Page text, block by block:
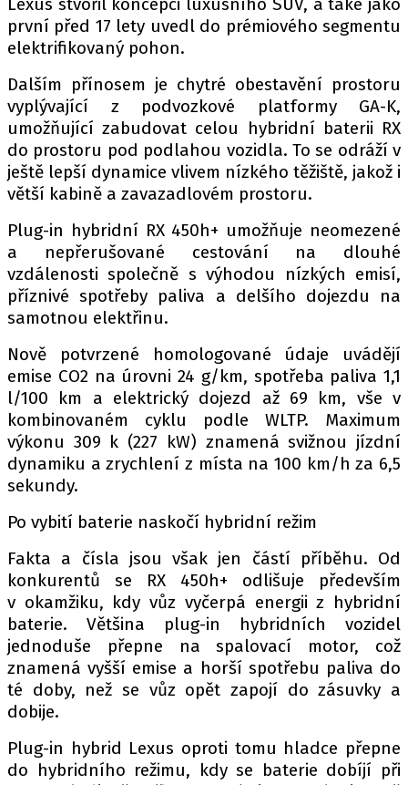
FIA CEZ & POHÁRY
MEZINÁRODNÍ SCÉNA
SLEDUJTE NÁS NA|
Máte příběh, fotku nebo video?
Pošlete e-mail na autoroad.cz
ETICKÝ KODEX
KONTAKT
OSOBNÍ ÚDAJE / COOKIES
Provozovatelem serveru autoroad.cz je
INCORP MEDIA GROUP s.r.o., IČ: 118 23 054
první před 17 lety uvedl do prémiového segmentu
elektrifikovaný pohon.
Dalším přínosem je chytré obestavění prostoru
vyplývající z podvozkové platformy GA-K,
umožňující zabudovat celou hybridní baterii RX
do prostoru pod podlahou vozidla. To se odráží v
ještě lepší dynamice vlivem nízkého těžiště, jakož i
větší kabině a zavazadlovém prostoru.
Plug-in hybridní RX 450h+ umožňuje neomezené
a nepřerušované cestování na dlouhé
vzdálenosti společně s výhodou nízkých emisí,
příznivé spotřeby paliva a delšího dojezdu na
samotnou elektřinu.
Nově potvrzené homologované údaje uvádějí
emise CO2 na úrovni 24 g/km, spotřeba paliva 1,1
l/100 km a elektrický dojezd až 69 km, vše v
kombinovaném cyklu podle WLTP. Maximum
výkonu 309 k (227 kW) znamená svižnou jízdní
dynamiku a zrychlení z místa na 100 km/h za 6,5
sekundy.
Po vybití baterie naskočí hybridní režim
Fakta a čísla jsou však jen částí příběhu. Od
konkurentů se RX 450h+ odlišuje především
v okamžiku, kdy vůz vyčerpá energii z hybridní
baterie. Většina plug-in hybridních vozidel
jednoduše přepne na spalovací motor, což
znamená vyšší emise a horší spotřebu paliva do
té doby, než se vůz opět zapojí do zásuvky a
dobije.
Plug-in hybrid Lexus oproti tomu hladce přepne
do hybridního režimu, kdy se baterie dobíjí při